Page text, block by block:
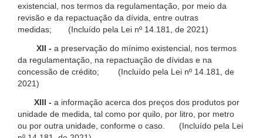
existencial, nos termos da regulamentação, por meio da
revisão e da repactuação da dívida, entre outras
medidas; (Incluído pela Lei nº 14.181, de 2021)
XII - a preservação do mínimo existencial, nos termos
da regulamentação, na repactuação de dívidas e na
concessão de crédito; (Incluído pela Lei nº 14.181, de
2021)
XIII - a informação acerca dos preços dos produtos por
unidade de medida, tal como por quilo, por litro, por metro
ou por outra unidade, conforme o caso. (Incluído pela Lei